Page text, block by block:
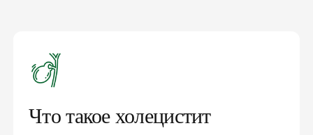
Что такое холецистит